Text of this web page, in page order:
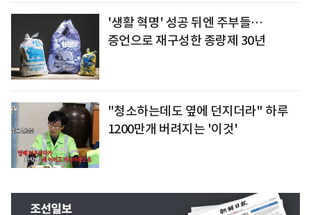
'생활 혁명' 성공 뒤엔 주부들…
증언으로 재구성한 종량제 30년
"청소하는데도 옆에 던지더라" 하루
1200만개 버려지는 '이것'